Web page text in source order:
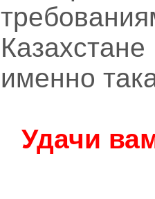
именно
Удачи